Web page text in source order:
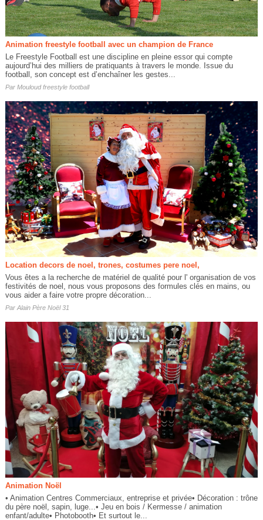
Animation freestyle football avec un champion de France
Le Freestyle Football est une discipline en pleine essor qui compte
aujourd’hui des milliers de pratiquants à travers le monde. Issue du
football, son concept est d’enchaîner les gestes...
Par Mouloud freestyle football
Location decors de noel, trones, costumes pere noel,
Vous êtes a la recherche de matériel de qualité pour l' organisation de vos
festivités de noel, nous vous proposons des formules clés en mains, ou
vous aider a faire votre propre décoration...
Par Alain Père Noël 31
Animation Noël
• Animation Centres Commerciaux, entreprise et privée• Décoration : trône
du père noël, sapin, luge...• Jeu en bois / Kermesse / animation
enfant/adulte• Photobooth• Et surtout le...